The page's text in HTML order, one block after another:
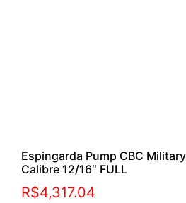
Espingarda Pump CBC
Calibre 12/16″ FULL
R$4,317.04